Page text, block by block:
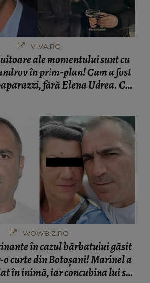
VIVA.RO
ale momentului sunt cu
în prim-plan! Cum a fost
fără Elena Udrea. Cu
WOWBIZ.RO
în cazul bărbatului găsit
curte din Botoșani! Marinel a
în inimă, iar concubina lui se